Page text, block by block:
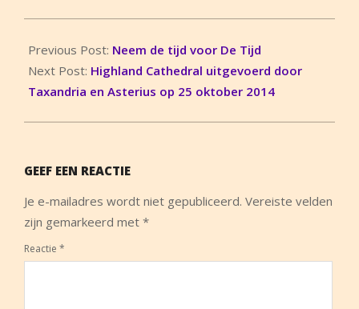
10-
15
Previous Post: Neem de tijd voor De Tijd
Next Post: Highland Cathedral uitgevoerd door
Taxandria en Asterius op 25 oktober 2014
GEEF EEN REACTIE
Je e-mailadres wordt niet gepubliceerd. Vereiste velden
zijn gemarkeerd met *
Reactie *